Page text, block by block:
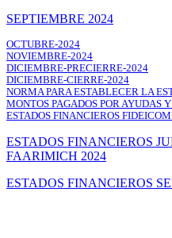
SEPTIEMBRE 2024
OCTUBRE-2024
NOVIEMBRE-2024
DICIEMBRE-PRECIERRE-2024
DICIEMBRE-CIERRE-2024
NORMA PARA ESTABLECER LA
MONTOS PAGADOS POR AYUDAS
ESTADOS FINANCIEROS
ESTADOS FINANCIEROS
FAARIMICH 2024
ESTADOS FINANCIEROS